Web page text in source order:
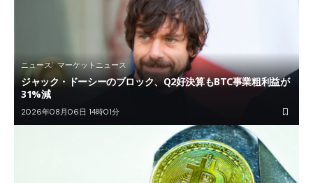
ニュース マーケットニュース
ジャック・ドーシーのブロック、Q2好決算もBTC事業粗利益が
31%減
2026年08月06日 14時01分